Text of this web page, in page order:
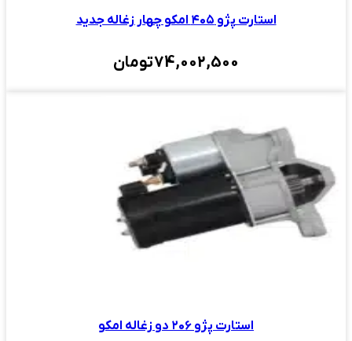
استارت پژو ۴۰۵ امکو چهار زغاله جدید
74,002,500تومان
استارت پژو ۲۰۶ دو زغاله امکو